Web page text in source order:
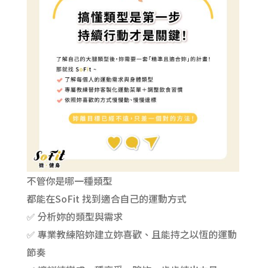
不管你是哪一種類型
都能在SoFit 找到適合自己的運動方式
✅ 分析妳的類型與需求
✅ 專業教練陪妳建立妳喜歡、且能持之以恆的運動
節奏